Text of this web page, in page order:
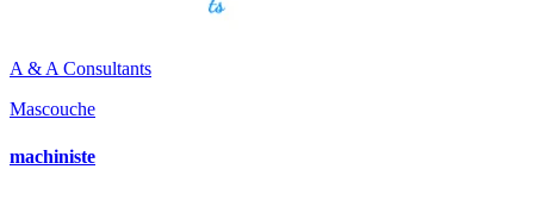
A & A Consultants
Mascouche
machiniste